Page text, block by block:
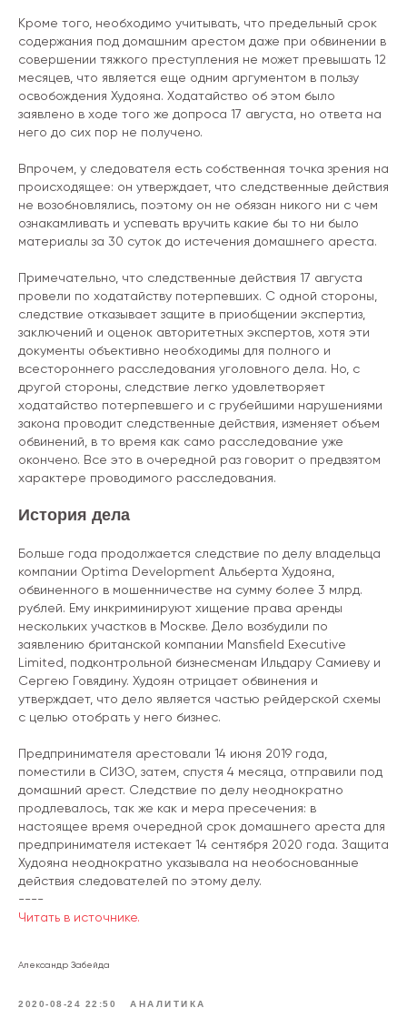
Кроме того, необходимо учитывать, что предельный срок
содержания под домашним арестом даже при обвинении в
совершении тяжкого преступления не может превышать 12
месяцев, что является еще одним аргументом в пользу
освобождения Худояна. Ходатайство об этом было
заявлено в ходе того же допроса 17 августа, но ответа на
него до сих пор не получено.
Впрочем, у следователя есть собственная точка зрения на
происходящее: он утверждает, что следственные действия
не возобновлялись, поэтому он не обязан никого ни с чем
ознакамливать и успевать вручить какие бы то ни было
материалы за 30 суток до истечения домашнего ареста.
Примечательно, что следственные действия 17 августа
провели по ходатайству потерпевших. С одной стороны,
следствие отказывает защите в приобщении экспертиз,
заключений и оценок авторитетных экспертов, хотя эти
документы объективно необходимы для полного и
всестороннего расследования уголовного дела. Но, с
другой стороны, следствие легко удовлетворяет
ходатайство потерпевшего и с грубейшими нарушениями
закона проводит следственные действия, изменяет объем
обвинений, в то время как само расследование уже
окончено. Все это в очередной раз говорит о предвзятом
характере проводимого расследования.
История дела
Больше года продолжается следствие по делу владельца
компании Optima Development Альберта Худояна,
обвиненного в мошенничестве на сумму более 3 млрд.
рублей. Ему инкриминируют хищение права аренды
нескольких участков в Москве. Дело возбудили по
заявлению британской компании Mansfield Executive
Limited, подконтрольной бизнесменам Ильдару Самиеву и
Сергею Говядину. Худоян отрицает обвинения и
утверждает, что дело является частью рейдерской схемы
с целью отобрать у него бизнес.
Предпринимателя арестовали 14 июня 2019 года,
поместили в СИЗО, затем, спустя 4 месяца, отправили под
домашний арест. Следствие по делу неоднократно
продлевалось, так же как и мера пресечения: в
настоящее время очередной срок домашнего ареста для
предпринимателя истекает 14 сентября 2020 года. Защита
Худояна неоднократно указывала на необоснованные
действия следователей по этому делу.
----
Читать в источнике.
Александр Забейда
2020-08-24 22:50 АНАЛИТИКА